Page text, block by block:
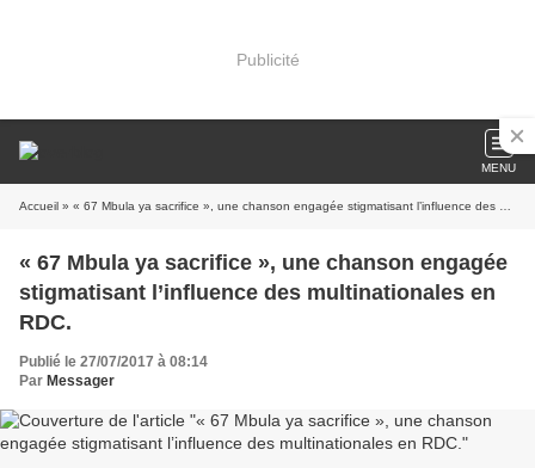
Publicité
MENU
Accueil » « 67 Mbula ya sacrifice », une chanson engagée stigmatisant l’influence des multinationales en RDC.
« 67 Mbula ya sacrifice », une chanson engagée
stigmatisant l’influence des multinationales en
RDC.
Publié le 27/07/2017 à 08:14
Par Messager